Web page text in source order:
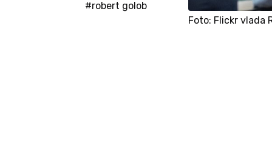
#robert golob
Foto: Flickr vlada